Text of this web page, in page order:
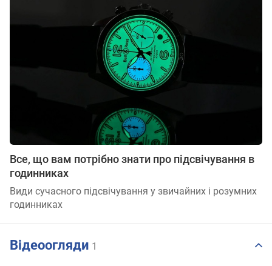
Все, що вам потрібно знати про підсвічування в
годинниках
Види сучасного підсвічування у звичайних і розумних
годинниках
Відеоогляди 1